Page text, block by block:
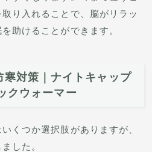
り入れることで、脳がリラッ
助けることができます。
寒対策｜ナイトキャップ
クウォーマー
くつか選択肢がありますが、
した。